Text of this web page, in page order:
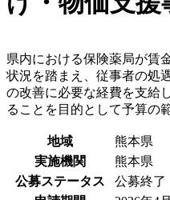
県内における保険薬局が賃
状況を踏まえ、従事者の処
の改善に必要な経費を支給
ることを目的として予算の
地域
熊本県
実施機関
熊本県
公募ステータス
公募終了